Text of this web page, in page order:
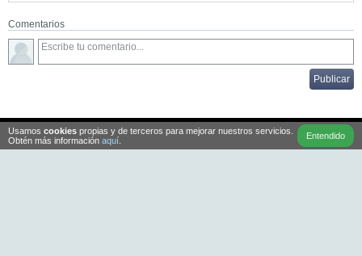
Comentarios
HHG2005-2026
Usamos cookies propias y de terceros para mejorar nuestros servicios.
Obtén más información aquí Entendido